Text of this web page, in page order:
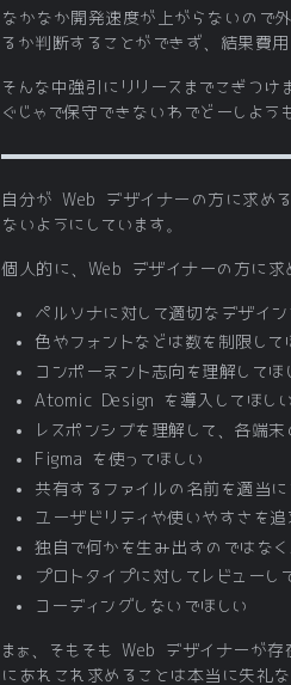
なかなか開発速度が上がらないので
るか判断することができず、結果費用
そんな中強引にリリースまでこぎつ
ぐじゃで保守できないわでどーしよう
自分が Web デザイナーの方に求め
ないようにしています。
個人的に、Web デザイナーの方に求
ペルソナに対して適切なデザイン
色やフォントなどは数を制限して
コンポーネント志向を理解してほ
Atomic Design を導入してほし
レスポンシブを理解して、各端
Figma を使ってほしい
共有するファイルの名前を適当に
ユーザビリティや使いやすさを追
独自で何かを生み出すのではな
プロトタイプに対してレビューし
コーディングしないでほしい
まぁ、そもそも Web デザイナーが
にあれこれ求めることは本当に失礼な